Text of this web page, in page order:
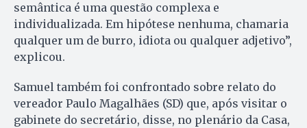
semântica é uma questão complexa e
individualizada. Em hipótese nenhuma, chamaria
qualquer um de burro, idiota ou qualquer adjetivo”,
explicou.
Samuel também foi confrontado sobre relato do
vereador Paulo Magalhães (SD) que, após visitar o
gabinete do secretário, disse, no plenário da Casa,